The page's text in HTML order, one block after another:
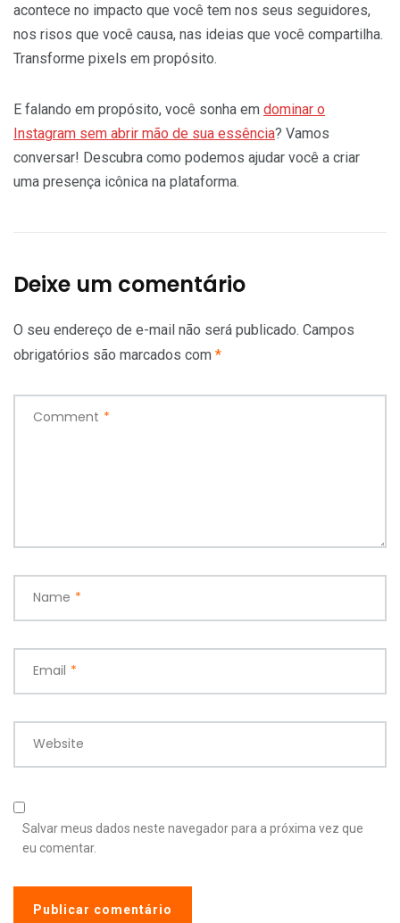
acontece no impacto que você tem nos seus seguidores,
nos risos que você causa, nas ideias que você compartilha.
Transforme pixels em propósito.
E falando em propósito, você sonha em dominar o
Instagram sem abrir mão de sua essência? Vamos
conversar! Descubra como podemos ajudar você a criar
uma presença icônica na plataforma.
Deixe um comentário
O seu endereço de e-mail não será publicado. Campos
obrigatórios são marcados com *
Comment *
Name *
Email *
Website
Salvar meus dados neste navegador para a próxima vez que
eu comentar.